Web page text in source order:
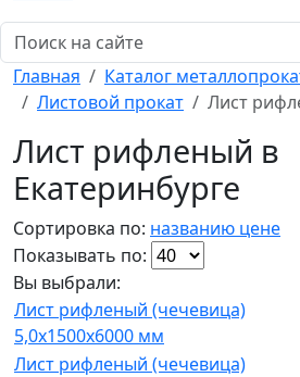
Главная
Каталог
Листовой прокат
Лист
Лист рифленый в
Екатеринбурге
Сортировка по: названию цене
Показывать по:
Вы выбрали:
Лист рифленый (чечевица)
5,0x1500x6000 мм
Лист рифленый (чечевица)